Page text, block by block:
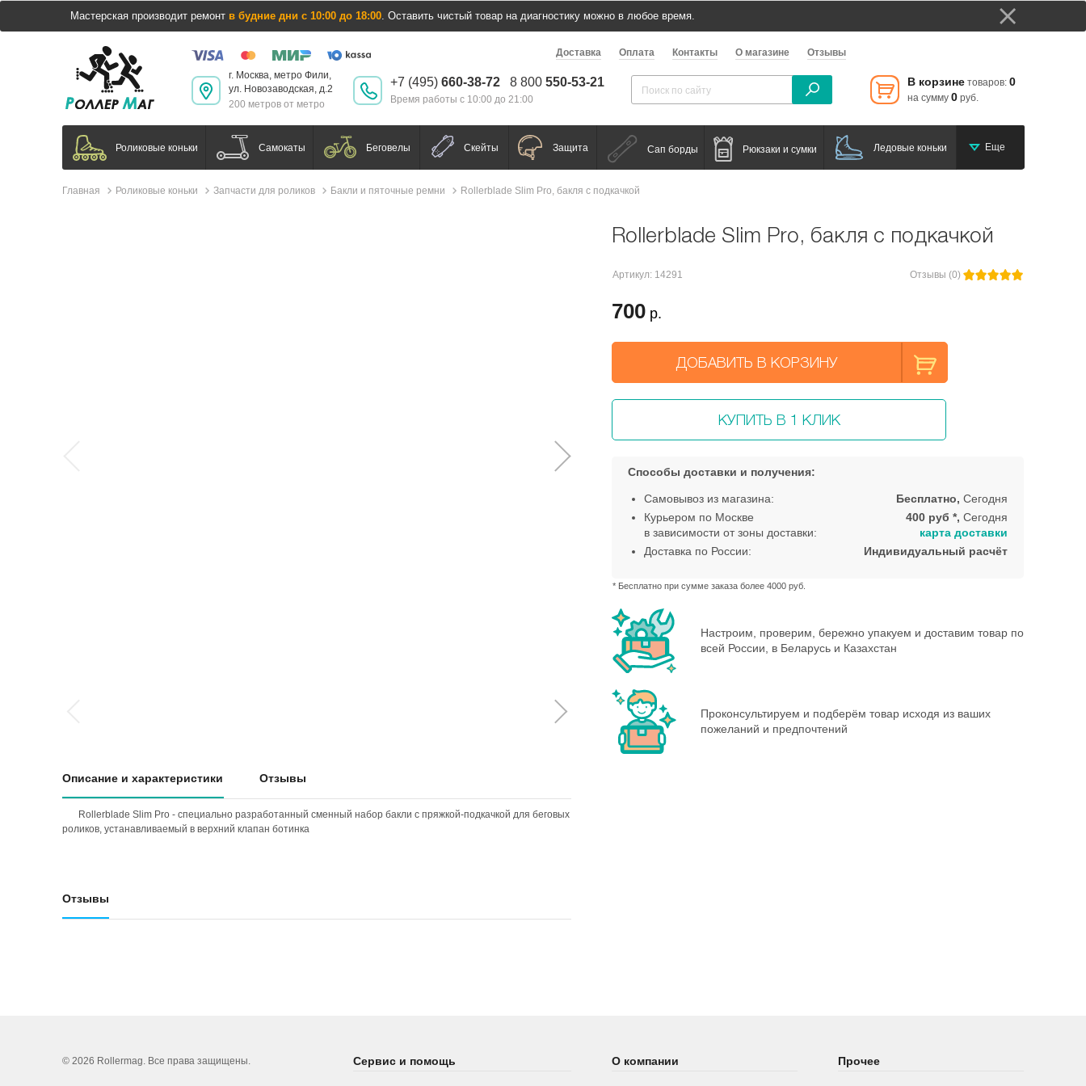
Мастерская производит ремонт в будние дни с 10:00 до 18:00. Оставить чистый товар на диагностику можно в любое время.
Доставка Оплата Контакты О магазине Отзывы
В корзине товаров: 0
на сумму 0 руб.
г. Москва, метро Фили,
ул. Новозаводская, д.2
200 метров от метро
+7 (495) 660-38-72 8 800 550-53-21
Время работы с 10:00 до 21:00
Роликовые коньки Самокаты Беговелы Скейты Защита Сап борды Рюкзаки и сумки Ледовые коньки Еще
Главная Роликовые коньки Запчасти для роликов Бакли и пяточные ремни Rollerblade Slim Pro, бакля с подкачкой
Описание и характеристики Отзывы
Rollerblade Slim Pro - специально разработанный сменный набор бакли с пряжкой-подкачкой для беговых
роликов, устанавливаемый в верхний клапан ботинка
Отзывы
Rollerblade Slim Pro, бакля с подкачкой
Артикул: 14291 Отзывы (0)
700 р.
ДОБАВИТЬ В КОРЗИНУ
КУПИТЬ В 1 КЛИК
Способы доставки и получения:
Самовывоз из магазина: Бесплатно, Сегодня
Курьером по Москве
в зависимости от зоны доставки:
400 руб *, Сегодня
* Бесплатно при сумме заказа более 4000 руб.
карта доставки
Доставка по России:
Индивидуальный расчёт
Настроим, проверим, бережно упакуем и доставим товар по
всей России, в Беларусь и Казахстан
Проконсультируем и подберём товар исходя из ваших
пожеланий и предпочтений
© 2026 Rollermag. Все права защищены. Сервис и помощь О компании Прочее